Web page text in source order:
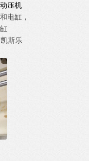
压机
电缸，
斯乐